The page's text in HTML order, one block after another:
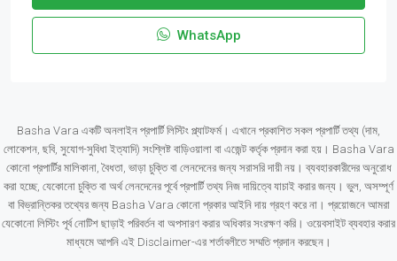
WhatsApp
Basha Vara একটি অনলাইন প্রপার্টি লিস্টিং প্ল্যাটফর্ম। এখানে প্রকাশিত সকল প্রপার্টি তথ্য (দাম,
লোকেশন, ছবি, সুযোগ-সুবিধা ইত্যাদি) সংশ্লিষ্ট বাড়িওয়ালা বা এজেন্ট কর্তৃক প্রদান করা হয়। Basha Vara
কোনো প্রপার্টির মালিকানা, বৈধতা, ভাড়া চুক্তি বা লেনদেনের জন্য সরাসরি দায়ী নয়। ব্যবহারকারীদের অনুরোধ
করা হচ্ছে, যেকোনো চুক্তি বা অর্থ লেনদেনের পূর্বে প্রপার্টি তথ্য নিজ দায়িত্বে যাচাই করার জন্য। ভুল, অসম্পূর্ণ
বা বিভ্রান্তিকর তথ্যের জন্য Basha Vara কোনো প্রকার আইনি দায় গ্রহণ করে না। প্রয়োজনে আমরা
যেকোনো লিস্টিং পূর্ব নোটিশ ছাড়াই পরিবর্তন বা অপসারণ করার অধিকার সংরক্ষণ করি। ওয়েবসাইট ব্যবহার করার
মাধ্যমে আপনি এই Disclaimer-এর শর্তাবলীতে সম্মতি প্রদান করছেন।